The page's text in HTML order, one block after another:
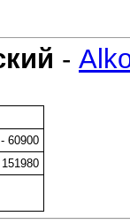
-
- 60900